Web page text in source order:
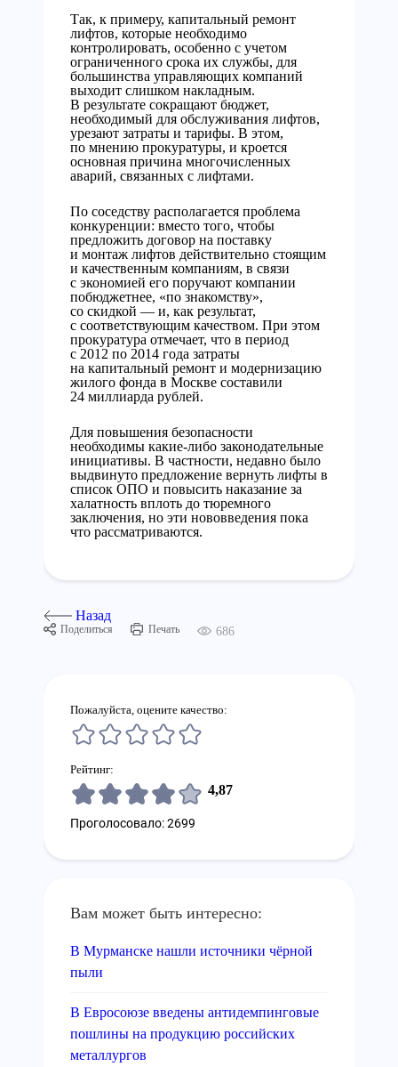
Так, к примеру, капитальный ремонт
лифтов, которые необходимо
контролировать, особенно с учетом
ограниченного срока их службы, для
большинства управляющих компаний
выходит слишком накладным.
В результате сокращают бюджет,
необходимый для обслуживания лифтов,
урезают затраты и тарифы. В этом,
по мнению прокуратуры, и кроется
основная причина многочисленных
аварий, связанных с лифтами.
По соседству располагается проблема
конкуренции: вместо того, чтобы
предложить договор на поставку
и монтаж лифтов действительно стоящим
и качественным компаниям, в связи
с экономией его поручают компании
побюджетнее, «по знакомству»,
со скидкой — и, как результат,
с соответствующим качеством. При этом
прокуратура отмечает, что в период
с 2012 по 2014 года затраты
на капитальный ремонт и модернизацию
жилого фонда в Москве составили
24 миллиарда рублей.
Для повышения безопасности
необходимы какие-либо законодательные
инициативы. В частности, недавно было
выдвинуто предложение вернуть лифты в
список ОПО и повысить наказание за
халатность вплоть до тюремного
заключения, но эти нововведения пока
что рассматриваются.
Назад
Поделиться Печать 686
Пожалуйста, оцените качество:
Рейтинг:
4,87
Проголосовало: 2699
Вам может быть интересно:
В Мурманске нашли источники чёрной
пыли
В Евросоюзе введены антидемпинговые
пошлины на продукцию российских
металлургов